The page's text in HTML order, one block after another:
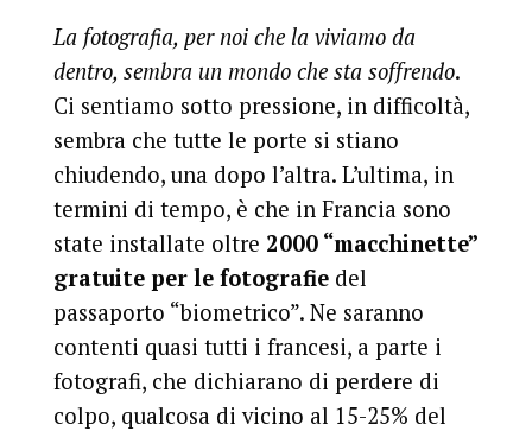
La fotografia, per noi che la viviamo da
dentro, sembra un mondo che sta soffrendo.
Ci sentiamo sotto pressione, in difficoltà,
sembra che tutte le porte si stiano
chiudendo, una dopo l’altra. L’ultima, in
termini di tempo, è che in Francia sono
state installate oltre 2000 “macchinette”
gratuite per le fotografie del
passaporto “biometrico”. Ne saranno
contenti quasi tutti i francesi, a parte i
fotografi, che dichiarano di perdere di
colpo, qualcosa di vicino al 15-25% del